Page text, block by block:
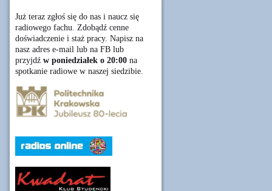
Już teraz zgłoś się do nas i naucz się
radiowego fachu. Zdobądź cenne
doświadczenie i staż pracy. Napisz na
nasz adres e-mail lub na FB lub
przyjdź w poniedziałek o 20:00 na
spotkanie radiowe w naszej siedzibie.